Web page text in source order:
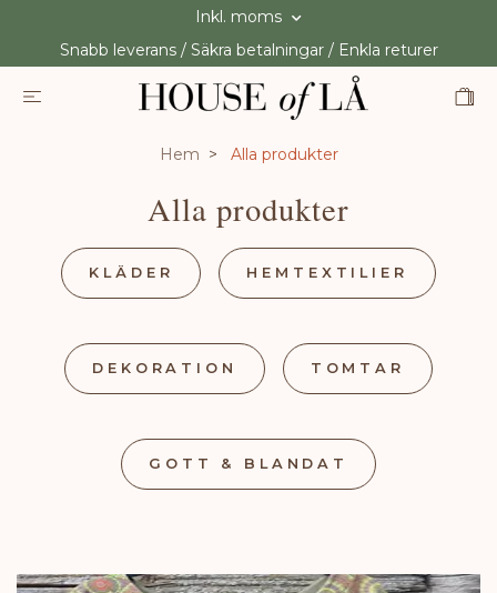
Inkl. moms
Snabb leverans / Säkra betalningar / Enkla returer
Hem Alla produkter
Alla produkter
KLÄDER HEMTEXTILIER
DEKORATION TOMTAR
GOTT & BLANDAT